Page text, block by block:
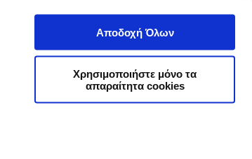
Αποδοχή Όλων
Χρησιμοποιήστε μόνο τα
απαραίτητα cookies